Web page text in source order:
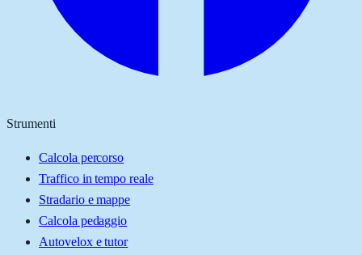
Strumenti
Calcola percorso
Traffico in tempo reale
Stradario e mappe
Calcola pedaggio
Autovelox e tutor